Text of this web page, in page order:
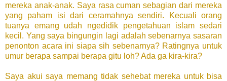
mereka anak-anak. Saya rasa cuman sebagian dari mereka
yang paham isi dari ceramahnya sendiri. Kecuali orang
tuanya emang udah ngedidik pengetahuan islam sedari
kecil. Yang saya bingungin lagi adalah sebenarnya sasaran
penonton acara ini siapa sih sebenarnya? Ratingnya untuk
umur berapa sampai berapa gitu loh? Ada ga kira-kira?
Saya akui saya memang tidak sehebat mereka untuk bisa